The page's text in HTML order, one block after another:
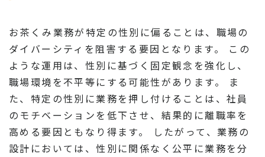
お茶くみ業務が特定の性別に偏ることは、職場の
ダイバーシティを阻害する要因となります。 この
ような運用は、性別に基づく固定観念を強化し、
職場環境を不平等にする可能性があります。 ま
た、特定の性別に業務を押し付けることは、社員
のモチベーションを低下させ、結果的に離職率を
高める要因ともなり得ます。 したがって、業務の
設計においては、性別に関係なく公平に業務を分